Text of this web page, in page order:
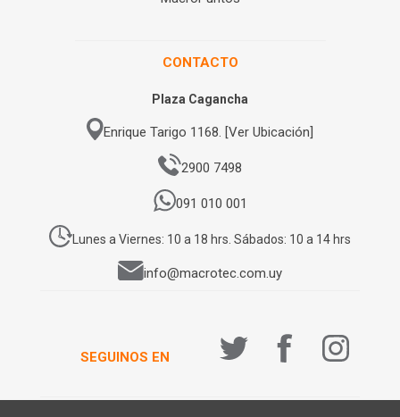
CONTACTO
Plaza Cagancha
Enrique Tarigo 1168. [Ver Ubicación]
2900 7498
091 010 001
Lunes a Viernes: 10 a 18 hrs. Sábados: 10 a 14 hrs
info@macrotec.com.uy
SEGUINOS EN